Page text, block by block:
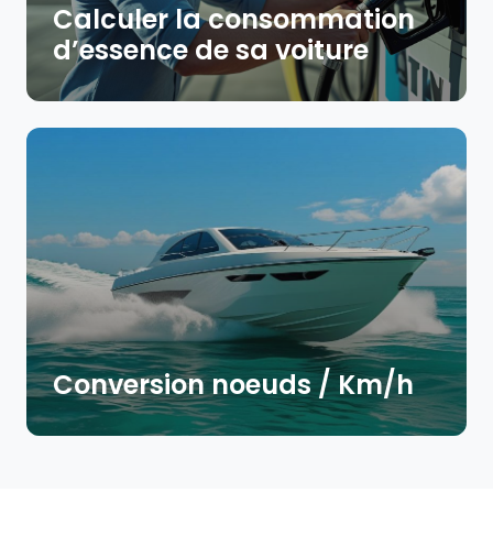
Calculer la consommation
d’essence de sa voiture
Conversion noeuds / Km/h